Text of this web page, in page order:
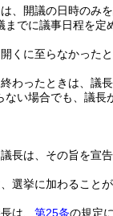
、開議の日時のみ
でに議事日程を定
くに至らなかった
わったときは、議長
い場合でも、議
長は、その旨を宣告
選挙に加わることが
は、 第25条の規定